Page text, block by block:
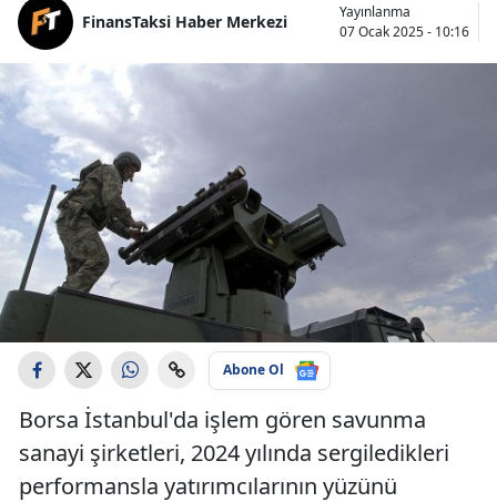
FinansTaksi Haber Merkezi
Yayınlanma
07 Ocak 2025 - 10:16
Abone Ol
Borsa İstanbul'da işlem gören savunma
sanayi şirketleri, 2024 yılında sergiledikleri
performansla yatırımcılarının yüzünü